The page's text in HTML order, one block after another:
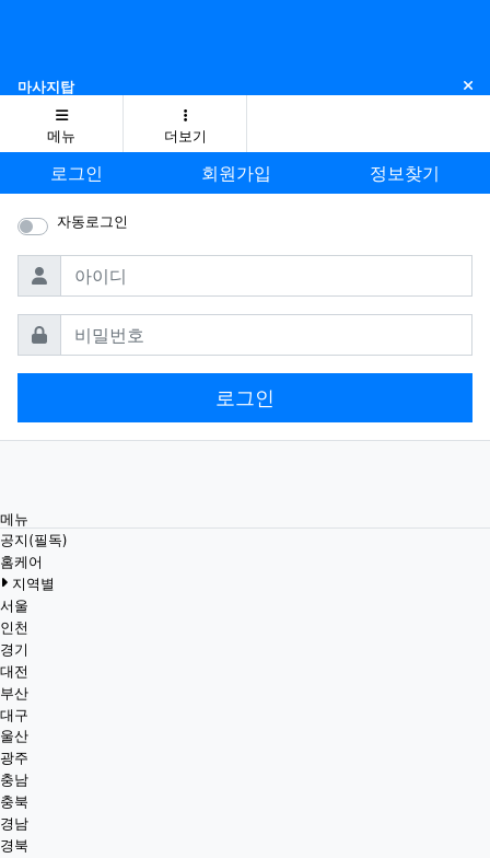
마사지탑 닫
메뉴 더보기
로그인 회원가입 정보찾기
자동로그인
아이디
비밀번호
로그인
메뉴
공지(필독)
홈케어
지역별
서울
인천
경기
대전
부산
대구
울산
광주
충남
충북
경남
경북